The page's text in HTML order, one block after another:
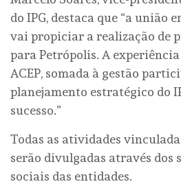
do IPG, destaca que “a união
vai propiciar a realização de
para Petrópolis. A
ACEP, somada à gestão
planejamento estratégico do
sucesso.”
Todas as atividades
serão divulgadas através dos
sociais das entidades.